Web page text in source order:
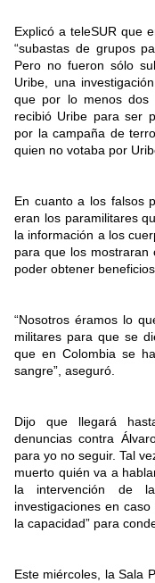
Explicó a teleSUR que
“subastas de grupos
Pero no fueron sólo
Uribe, una
que por lo menos
recibió Uribe para ser
por la campaña de
quien no votaba por
En cuanto a los falsos
eran los paramilitares
la información a los
para que los mostraran
poder obtener
“Nosotros éramos lo
militares para que se
que en Colombia se
sangre”, aseguró.
Dijo que llegará
denuncias contra
para yo no seguir. Tal
muerto quién va a
la intervención de
investigaciones en
la capacidad” para
Este miércoles, la Sala